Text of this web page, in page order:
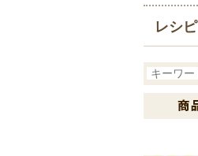
レシピ